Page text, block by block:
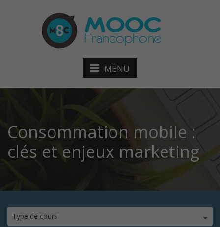
MENU
Consommation mobile :
clés et enjeux marketing
Type de cours